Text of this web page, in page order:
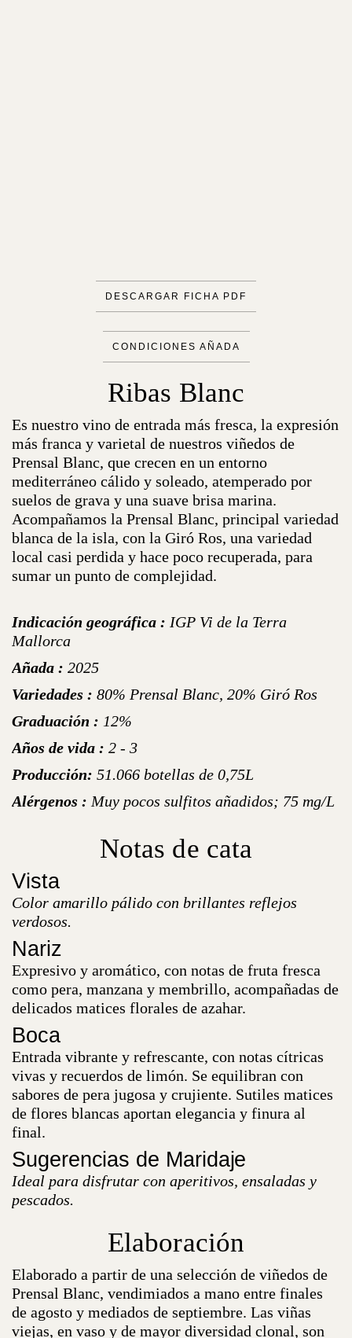
DESCARGAR FICHA PDF
CONDICIONES AÑADA
Ribas Blanc
Es nuestro vino de entrada más fresca, la expresión
más franca y varietal de nuestros viñedos de
Prensal Blanc, que crecen en un entorno
mediterráneo cálido y soleado, atemperado por
suelos de grava y una suave brisa marina.
Acompañamos la Prensal Blanc, principal variedad
blanca de la isla, con la Giró Ros, una variedad
local casi perdida y hace poco recuperada, para
sumar un punto de complejidad.
Indicación geográfica : IGP Vi de la Terra
Mallorca
Añada : 2025
Variedades : 80% Prensal Blanc, 20% Giró Ros
Graduación : 12%
Años de vida : 2 - 3
Producción: 51.066 botellas de 0,75L
Alérgenos : Muy pocos sulfitos añadidos; 75 mg/L
Notas de cata
Vista
Color amarillo pálido con brillantes reflejos
verdosos.
Nariz
Expresivo y aromático, con notas de fruta fresca
como pera, manzana y membrillo, acompañadas de
delicados matices florales de azahar.
Boca
Entrada vibrante y refrescante, con notas cítricas
vivas y recuerdos de limón. Se equilibran con
sabores de pera jugosa y crujiente. Sutiles matices
de flores blancas aportan elegancia y finura al
final.
Sugerencias de Maridaje
Ideal para disfrutar con aperitivos, ensaladas y
pescados.
Elaboración
Elaborado a partir de una selección de viñedos de
Prensal Blanc, vendimiados a mano entre finales
de agosto y mediados de septiembre. Las viñas
viejas, en vaso y de mayor diversidad clonal, son